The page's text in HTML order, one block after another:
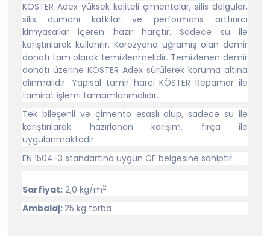
KÖSTER Adex yüksek kaliteli çimentolar, silis dolgular,
silis dumanı katkılar ve performans arttırırcı
kimyasallar içeren hazır harçtır. Sadece su ile
karıştırılarak kullanılır. Korozyona uğramış olan demir
donatı tam olarak temizlenmelidir. Temizlenen demir
donatı üzerine KÖSTER Adex sürülerek koruma altına
alınmalıdır. Yapısal tamir harcı KÖSTER Repamor ile
tamirat işlemi tamamlanmalıdır.
Tek bileşenli ve çimento esaslı olup, sadece su ile
karıştırılarak hazırlanan karışım, fırça ile
uygulanmaktadır.
EN 1504-3 standartına uygun CE belgesine sahiptir.
Sarfiyat: 2,0 kg/m2
Ambalaj:25 kg torba